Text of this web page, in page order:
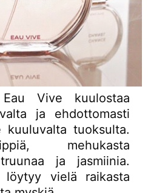
Vive kuulostaa
ja ehdottomasti
kuuluvalta tuoksulta.
mehukasta
ja jasmiinia.
löytyy vielä raikasta